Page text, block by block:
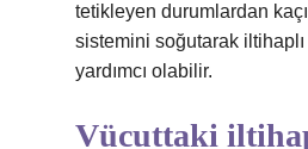
tetikleyen durumlardan
sistemini soğutarak
yardımcı olabilir.
Vücuttaki